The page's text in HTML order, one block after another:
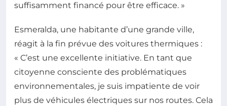
suffisamment financé pour être efficace. »
Esmeralda, une habitante d’une grande ville,
réagit à la fin prévue des voitures thermiques :
« C’est une excellente initiative. En tant que
citoyenne consciente des problématiques
environnementales, je suis impatiente de voir
plus de véhicules électriques sur nos routes. Cela